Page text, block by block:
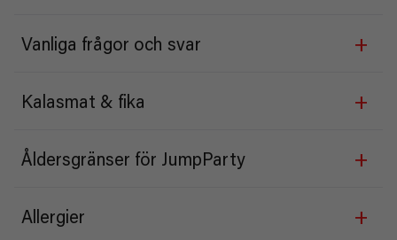
Vanliga frågor och svar +
Kalasmat & fika +
Åldersgränser för JumpParty +
Allergier +